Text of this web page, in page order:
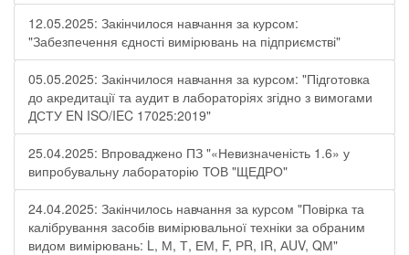
12.05.2025: Закінчилося навчання за курсом:
"Забезпечення єдності вимірювань на підприємстві"
05.05.2025: Закінчилося навчання за курсом: "Підготовка
до акредитації та аудит в лабораторіях згідно з вимогами
ДСТУ EN ISO/IEC 17025:2019"
25.04.2025: Впроваджено ПЗ "«Невизначеність 1.6» у
випробувальну лабораторію ТОВ "ЩЕДРО"
24.04.2025: Закінчилось навчання за курсом "Повірка та
калібрування засобів вимірювальної техніки за обраним
видом вимірювань: L, М, Т, ЕМ, F, РR, ІR, АUV, QМ"